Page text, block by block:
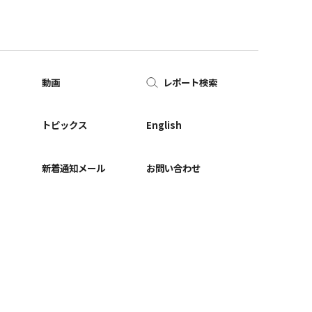
動画
トピックス
新着通知メール
レポート検索
English
お問い合わせ